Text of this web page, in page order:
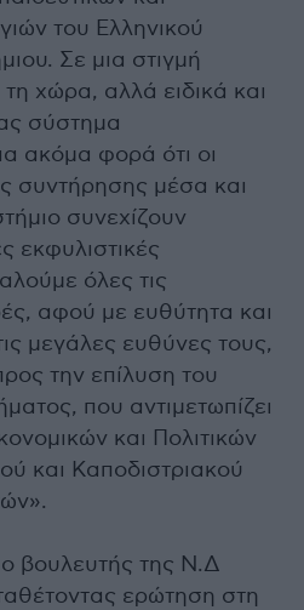
του Ελληνικού
Σε μια στιγμή
τη χώρα, αλλά ειδικά και
σύστημα
ακόμα φορά ότι οι
συντήρησης μέσα και
συνεχίζουν
εκφυλιστικές
όλες τις
αφού με ευθύτητα και
μεγάλες ευθύνες τους,
την επίλυση του
που αντιμετωπίζει
και Πολιτικών
και Καποδιστριακού
ο βουλευτής της Ν.Δ
ερώτηση στη